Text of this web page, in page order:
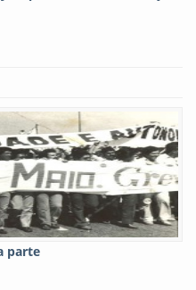
parte